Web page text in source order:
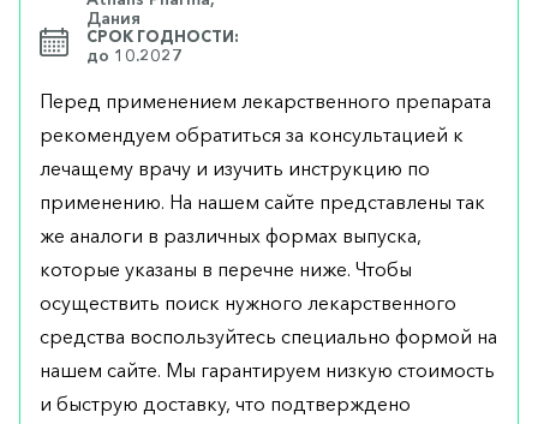
Дания
СРОК ГОДНОСТИ:
до 10.2027
Перед применением лекарственного препарата
рекомендуем обратиться за консультацией к
лечащему врачу и изучить инструкцию по
применению. На нашем сайте представлены так
же аналоги в различных формах выпуска,
которые указаны в перечне ниже. Чтобы
осуществить поиск нужного лекарственного
средства воспользуйтесь специально формой на
нашем сайте. Мы гарантируем низкую стоимость
и быструю доставку, что подтверждено